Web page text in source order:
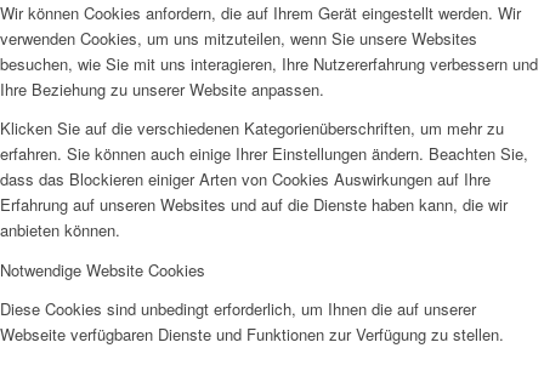
Wir können Cookies anfordern, die auf Ihrem Gerät eingestellt werden. Wir
verwenden Cookies, um uns mitzuteilen, wenn Sie unsere Websites
besuchen, wie Sie mit uns interagieren, Ihre Nutzererfahrung verbessern und
Ihre Beziehung zu unserer Website anpassen.
Klicken Sie auf die verschiedenen Kategorienüberschriften, um mehr zu
erfahren. Sie können auch einige Ihrer Einstellungen ändern. Beachten Sie,
dass das Blockieren einiger Arten von Cookies Auswirkungen auf Ihre
Erfahrung auf unseren Websites und auf die Dienste haben kann, die wir
anbieten können.
Notwendige Website Cookies
Diese Cookies sind unbedingt erforderlich, um Ihnen die auf unserer
Webseite verfügbaren Dienste und Funktionen zur Verfügung zu stellen.